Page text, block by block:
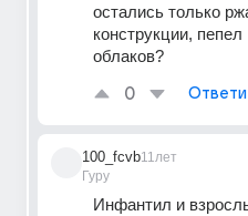
остались только
конструкции, пепел
облаков?
0
100_fcvb
Гуру
11лет
Инфантил и